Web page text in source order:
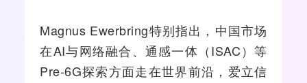
Magnus Ewerbring特别指出，中国市场
在AI与网络融合、通感一体（ISAC）等
Pre-6G探索方面走在世界前沿，爱立信